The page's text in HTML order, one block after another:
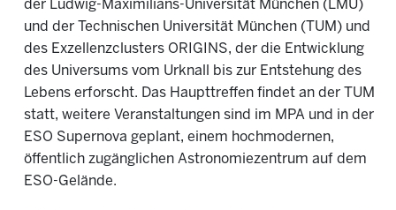
der Ludwig-Maximilians-Universität München (LMU)
und der Technischen Universität München (TUM) und
des Exzellenzclusters ORIGINS, der die Entwicklung
des Universums vom Urknall bis zur Entstehung des
Lebens erforscht. Das Haupttreffen findet an der TUM
statt, weitere Veranstaltungen sind im MPA und in der
ESO Supernova geplant, einem hochmodernen,
öffentlich zugänglichen Astronomiezentrum auf dem
ESO-Gelände.